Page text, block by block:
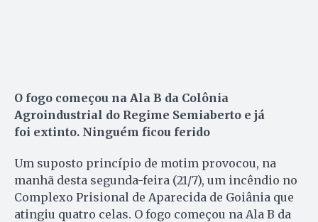
O fogo começou na Ala B da Colônia
Agroindustrial do Regime Semiaberto e já
foi extinto. Ninguém ficou ferido
Um suposto princípio de motim provocou, na
manhã desta segunda-feira (21/7), um incêndio no
Complexo Prisional de Aparecida de Goiânia que
atingiu quatro celas. O fogo começou na Ala B da